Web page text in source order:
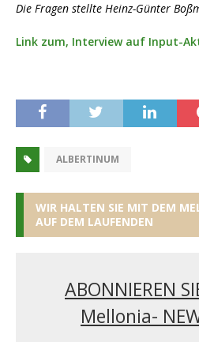
Die Fragen stellte Heinz-Günter
Link zum, Interview auf Input-
ALBERTINUM
WIR HALTEN SIE MIT DEM
AUF DEM LAUFENDEN
ABONNIEREN
Mellonia-